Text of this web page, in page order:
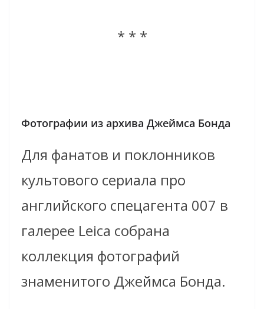
* * *
Фотографии из архива Джеймса Бонда
Для фанатов и поклонников
культового сериала про
английского спецагента 007 в
галерее Leica собрана
коллекция фотографий
знаменитого Джеймса Бонда.